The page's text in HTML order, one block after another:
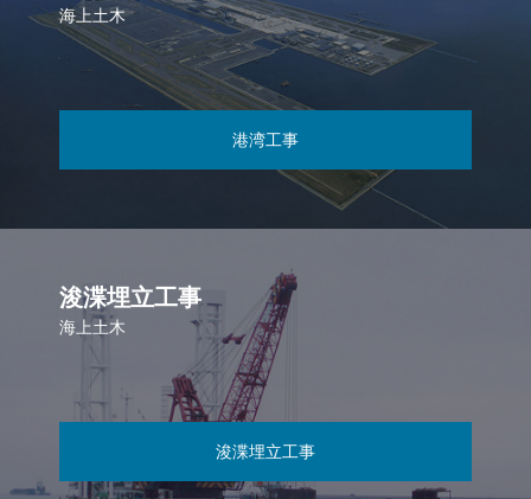
海上土木
港湾工事
浚渫埋立工事
海上土木
浚渫埋立工事